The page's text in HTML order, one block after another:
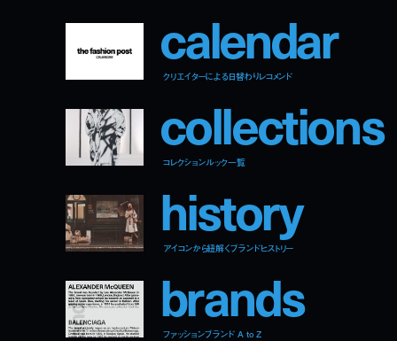
calendar
クリエイターによる日替わりレコメンド
collections
コレクションルック一覧
history
アイコンから紐解くブランドヒストリー
brands
ファッションブランド A to Z